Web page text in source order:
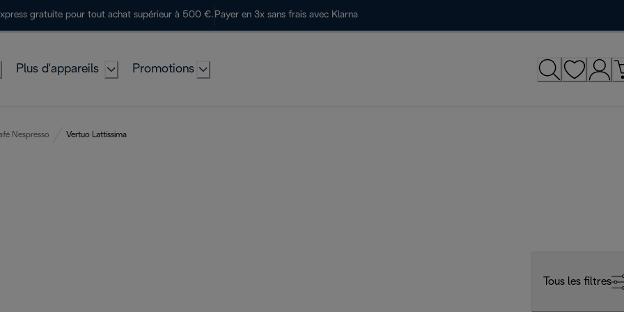
gratuite pour tout achat supérieur à 500 €. Payer en 3x sans frais avec Klarna
Plus d'appareils Promotions
Nespresso Vertuo Lattissima
Tous les filtres